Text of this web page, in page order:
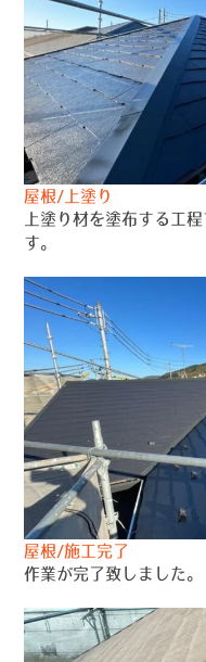
屋根/上塗り
上塗り材を塗布する工
す。
屋根/施工完了
作業が完了致しました。